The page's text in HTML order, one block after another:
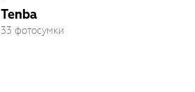
Tenba
33 фотосумки